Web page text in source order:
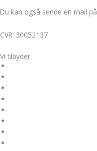
Du kan også sende en mail
CVR: 30052137
Vi tilbyder